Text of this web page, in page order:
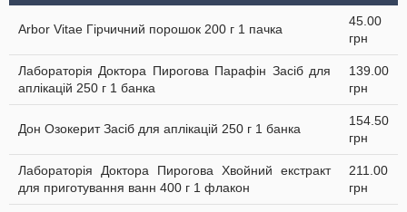
Arbor Vitae Гірчичний порошок 200 г 1 пачка
45.00
грн
Лабораторія Доктора Пирогова Парафін Засіб для
аплікацій 250 г 1 банка
139.00
грн
Дон Озокерит Засіб для аплікацій 250 г 1 банка
154.50
грн
Лабораторія Доктора Пирогова Хвойний екстракт
для приготування ванн 400 г 1 флакон
211.00
грн